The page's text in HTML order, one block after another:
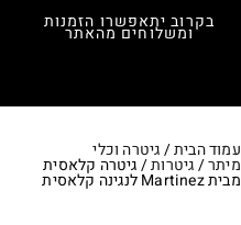
בקרוב יתאפשרו הזמנות
ומשלוחים מהאתר
עמוד הבית/גיטרה וכלי
מיתר/גיטרות/ גיטרה קלאסית
מבית Martinez לנגינה קלאסית